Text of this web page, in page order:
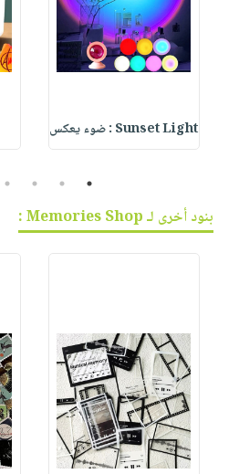
Sunset Light : ضوء يعكس
1
2
3
4
بنود أخرى لـ Memories Shop :